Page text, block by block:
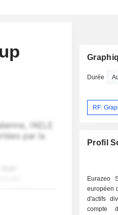
Durée
RF:
Profil
Eurazeo
européen
d'actifs
compte